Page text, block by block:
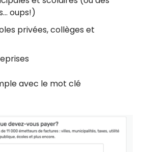
oups!)
privées, collèges et
avec le mot clé